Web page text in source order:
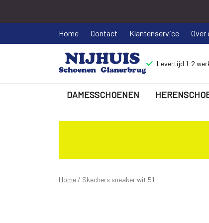
Home Contact Klantenservice Over
Levertijd 1-2
DAMESSCHOENEN
Skechers
Home Skechers sneaker wit 51